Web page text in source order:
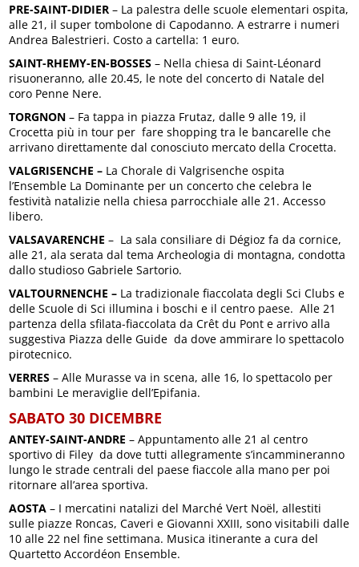
PRE-SAINT-DIDIER – La palestra delle scuole elementari ospita,
alle 21, il super tombolone di Capodanno. A estrarre i numeri
Andrea Balestrieri. Costo a cartella: 1 euro.
SAINT-RHEMY-EN-BOSSES – Nella chiesa di Saint-Léonard
risuoneranno, alle 20.45, le note del concerto di Natale del
coro Penne Nere.
TORGNON – Fa tappa in piazza Frutaz, dalle 9 alle 19, il
Crocetta più in tour per fare shopping tra le bancarelle che
arrivano direttamente dal conosciuto mercato della Crocetta.
VALGRISENCHE – La Chorale di Valgrisenche ospita
l’Ensemble La Dominante per un concerto che celebra le
festività natalizie nella chiesa parrocchiale alle 21. Accesso
libero.
VALSAVARENCHE – La sala consiliare di Dégioz fa da cornice,
alle 21, ala serata dal tema Archeologia di montagna, condotta
dallo studioso Gabriele Sartorio.
VALTOURNENCHE – La tradizionale fiaccolata degli Sci Clubs e
delle Scuole di Sci illumina i boschi e il centro paese. Alle 21
partenza della sfilata-fiaccolata da Crêt du Pont e arrivo alla
suggestiva Piazza delle Guide da dove ammirare lo spettacolo
pirotecnico.
VERRES – Alle Murasse va in scena, alle 16, lo spettacolo per
bambini Le meraviglie dell’Epifania.
SABATO 30 DICEMBRE
ANTEY-SAINT-ANDRE – Appuntamento alle 21 al centro
sportivo di Filey da dove tutti allegramente s’incammineranno
lungo le strade centrali del paese fiaccole alla mano per poi
ritornare all’area sportiva.
AOSTA – I mercatini natalizi del Marché Vert Noël, allestiti
sulle piazze Roncas, Caveri e Giovanni XXIII, sono visitabili dalle
10 alle 22 nel fine settimana. Musica itinerante a cura del
Quartetto Accordéon Ensemble.